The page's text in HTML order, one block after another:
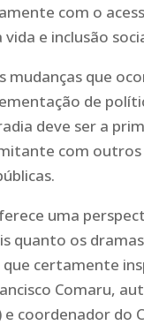
com o
e inclusão
que
de
deve ser a
com outros
uma
quanto os
certamente
Comaru,
coordenador do